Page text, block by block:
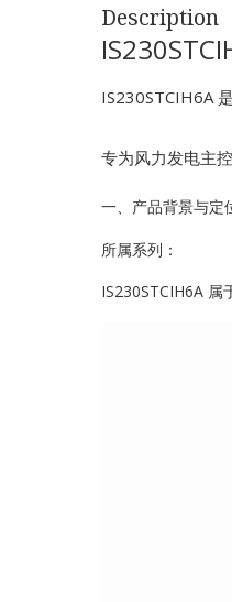
Description
IS230STCIH6A
专为风力发电主
一、产品背景与定
所属系列：
IS230STCIH6A